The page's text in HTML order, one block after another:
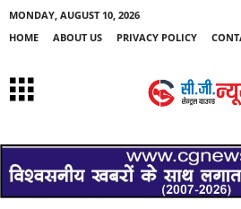
MONDAY, AUGUST 10, 2026
HOME
ABOUT US PRIVACY POLICY